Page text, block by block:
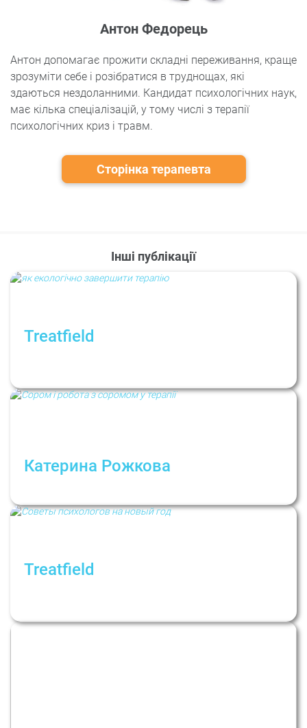
Антон Федорець
Антон допомагає прожити складні переживання, краще
зрозуміти себе і розібратися в труднощах, які
здаються нездоланними. Кандидат психологічних наук,
має кілька спеціалізацій, у тому числі з терапії
психологічних криз і травм.
Сторінка терапевта
Інші публікації
Treatfield
Катерина Рожкова
Treatfield